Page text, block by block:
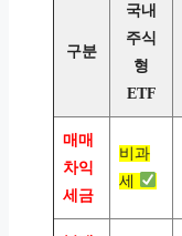
구분
국내
주식
형
ETF
매매
차익
세금
비과
세